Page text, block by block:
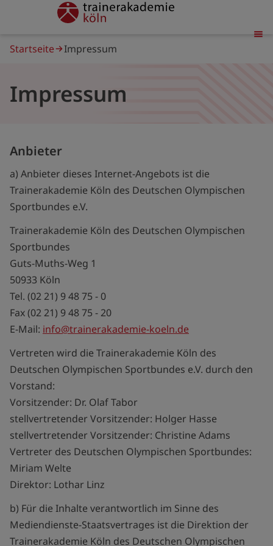
trainerakademie
Startseite Impressum
Impressum
Anbieter
a) Anbieter dieses Internet-Angebots ist die
Trainerakademie Köln des Deutschen Olympischen
Sportbundes e.V.
Trainerakademie Köln des Deutschen Olympischen
Sportbundes
Guts-Muths-Weg 1
50933 Köln
Tel. (02 21) 9 48 75 - 0
Fax (02 21) 9 48 75 - 20
E-Mail: info@trainerakademie-koeln.de
Vertreten wird die Trainerakademie Köln des
Deutschen Olympischen Sportbundes e.V. durch den
Vorstand:
Vorsitzender: Dr. Olaf Tabor
stellvertretender Vorsitzender: Holger Hasse
stellvertretender Vorsitzender: Christine Adams
Vertreter des Deutschen Olympischen Sportbundes:
Miriam Welte
Direktor: Lothar Linz
b) Für die Inhalte verantwortlich im Sinne des
Mediendienste-Staatsvertrages ist die Direktion der
Trainerakademie Köln des Deutschen Olympischen